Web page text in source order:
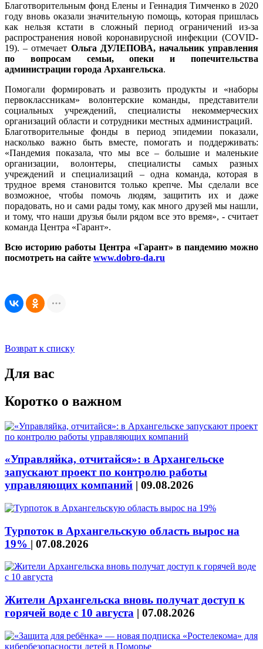
Благотворительным фонд Елены и Геннадия Тимченко в 2020
году вновь оказали значительную помощь, которая пришлась
как нельзя кстати в сложный период ограничений из-за
распространения новой коронавирусной инфекции (COVID-
19). – отмечает Ольга ДУЛЕПОВА, начальник управления
по вопросам семьи, опеки и попечительства
администрации города Архангельска.
Помогали формировать и развозить продукты и «наборы
первоклассникам» волонтерские команды, представители
социальных учреждений, специалисты некоммерческих
организаций области и сотрудники местных администраций.
Благотворительные фонды в период эпидемии показали,
насколько важно быть вместе, помогать и поддерживать:
«Пандемия показала, что мы все – большие и маленькие
организации, волонтеры, специалисты самых разных
учреждений и специализаций – одна команда, которая в
трудное время становится только крепче. Мы сделали все
возможное, чтобы помочь людям, защитить их и даже
порадовать, но и сами рады тому, как много друзей мы нашли,
и тому, что наши друзья были рядом все это время», - считает
команда Центра «Гарант».
Всю историю работы Центра «Гарант» в пандемию можно
посмотреть на сайте www.dobro-da.ru
Возврат к списку
Для вас
Коротко о важном
«Управляйка, отчитайся»: в Архангельске
запускают проект по контролю работы
управляющих компаний | 09.08.2026
Турпоток в Архангельскую область вырос на
19% | 07.08.2026
Жители Архангельска вновь получат доступ к
горячей воде с 10 августа | 07.08.2026